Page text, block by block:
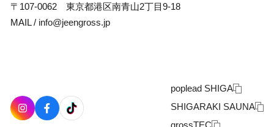
poplead SHIGA
SHIGARAKI SAUNA
grossTEC
〒107-0062 東京都港区南青山2丁目9-18
MAIL / info@jeengross.jp